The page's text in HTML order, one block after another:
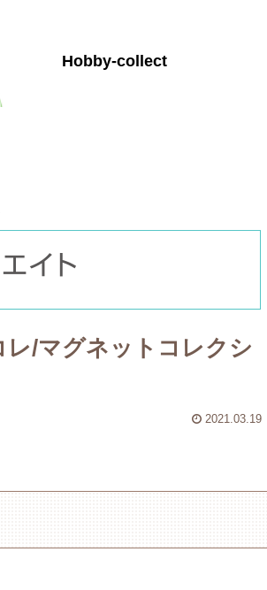
Hobby-collect
レ/マグネットコレクシ
2021.03.19